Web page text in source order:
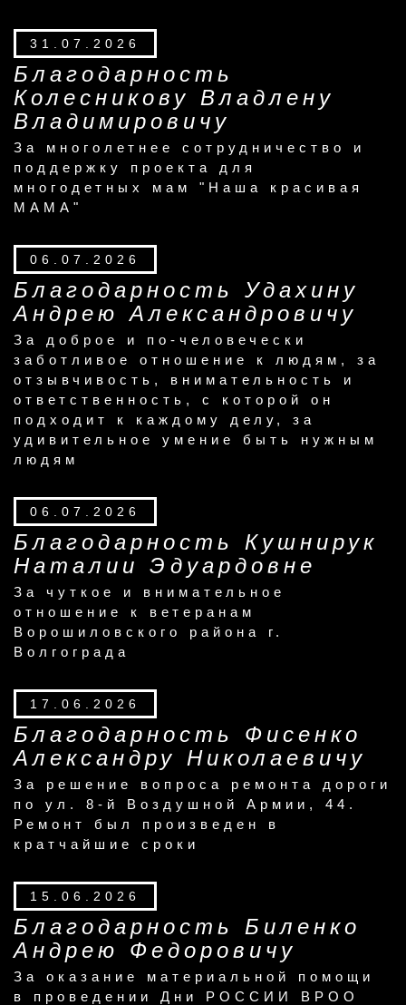
31.07.2026
Благодарность
Колесникову Владлену
Владимировичу
За многолетнее сотрудничество и
поддержку проекта для
многодетных мам "Наша красивая
МАМА"
06.07.2026
Благодарность Удахину
Андрею Александровичу
За доброе и по-человечески
заботливое отношение к людям, за
отзывчивость, внимательность и
ответственность, с которой он
подходит к каждому делу, за
удивительное умение быть нужным
людям
06.07.2026
Благодарность Кушнирук
Наталии Эдуардовне
За чуткое и внимательное
отношение к ветеранам
Ворошиловского района г.
Волгограда
17.06.2026
Благодарность Фисенко
Александру Николаевичу
За решение вопроса ремонта дороги
по ул. 8-й Воздушной Армии, 44.
Ремонт был произведен в
кратчайшие сроки
15.06.2026
Благодарность Биленко
Андрею Федоровичу
За оказание материальной помощи
в проведении Дни РОССИИ ВРОО